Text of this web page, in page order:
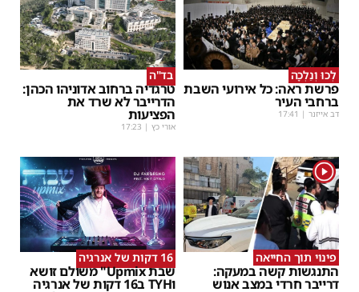
לְכוּ וְנֵלְכָה
פרשת ראה: כל אירועי השבת
ברחבי העיר
דב אייזנר |
17:41
בד"ה
טרגדיה ברחוב אדוניהו הכהן:
הדרייבר לא שרד את
הפציעות
אורי כץ |
17:23
1
פינוי תוך החייאה
התנגשות קשה במעקה:
דרייבר חרדי במצב אנוש
16 דקות של אנרגיה
שבת Upmix" משולם זושא
וTYH ב16 דקות של אנרגיה